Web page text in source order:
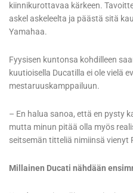
kiinnikurottavaa kärkeen.
askel askeleelta ja päästä sitä
Yamahaa.
Fyysisen kuntonsa kohdilleen
kuutioisella Ducatilla ei ole vielä
mestaruuskamppailuun.
– En halua sanoa, että en pysty
mutta minun pitää olla myös
seitsemän titteliä nimiinsä vienyt
Millainen Ducati nähdään